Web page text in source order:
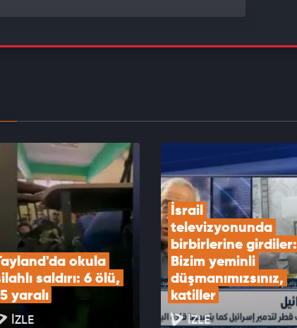
Mahkemesinden Trump'ın 400 milyon
Saray balo salonu projesine engel
İZLE
okula
saldırı: 6 ölü,
yaralı
İZLE
İsrail
televizyonunda
birbirlerine girdiler:
Bizim yeminli
düşmanımızsınız,
katiller
İZLE